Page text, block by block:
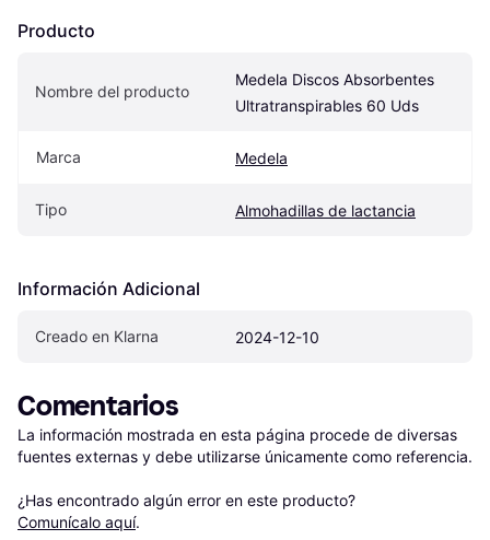
Producto
Nombre del producto
Medela Discos Absorbentes
Ultratranspirables 60 Uds
Marca Medela
Tipo Almohadillas de lactancia
Información Adicional
Creado en Klarna 2024-12-10
Comentarios
La información mostrada en esta página procede de diversas
fuentes externas y debe utilizarse únicamente como referencia.
¿Has encontrado algún error en este producto?
Comunícalo aquí.